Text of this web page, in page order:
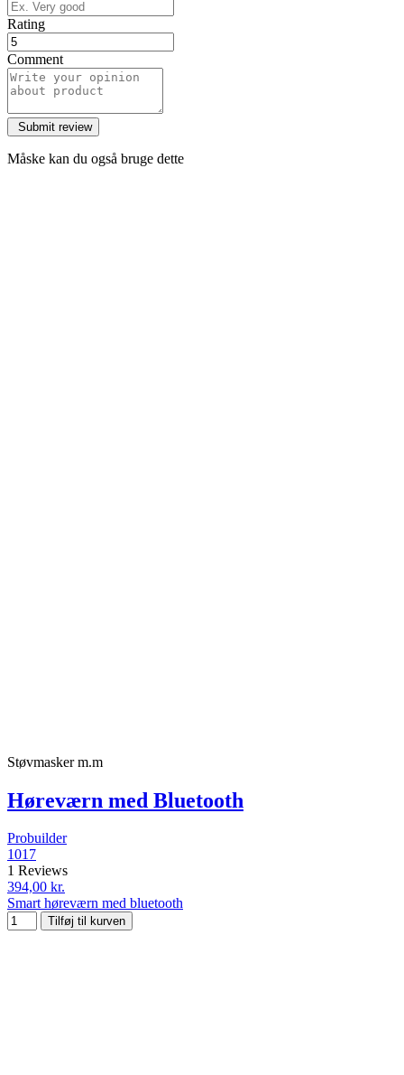
Rating
Comment
Måske kan du også bruge dette
Støvmasker m.m
Høreværn med Bluetooth
Probuilder
1017
1 Reviews
394,00 kr.
Smart høreværn med bluetooth
Tilføj til kurven